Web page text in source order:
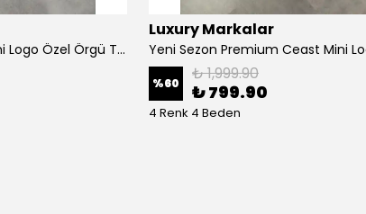
Yeni Sezon Basic Mini Logo Özel Örgü Triko
Luxury Markalar
%60 ₺ 1,999.90
₺ 799.90
4 Renk 4 Beden